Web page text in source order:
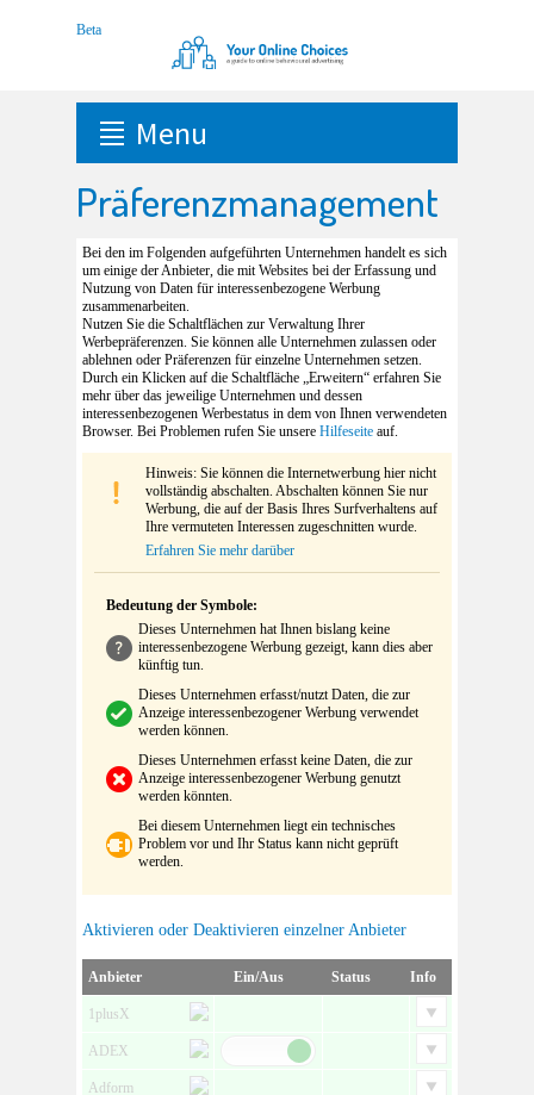
Menu
Präferenzmanagement
Bei den im Folgenden aufgeführten Unternehmen handelt es sich
um einige der Anbieter, die mit Websites bei der Erfassung und
Nutzung von Daten für interessenbezogene Werbung
zusammenarbeiten.
Nutzen Sie die Schaltflächen zur Verwaltung Ihrer
Werbepräferenzen. Sie können alle Unternehmen zulassen oder
ablehnen oder Präferenzen für einzelne Unternehmen setzen.
Durch ein Klicken auf die Schaltfläche „Erweitern“ erfahren Sie
mehr über das jeweilige Unternehmen und dessen
interessenbezogenen Werbestatus in dem von Ihnen verwendeten
Browser. Bei Problemen rufen Sie unsere Hilfeseite auf.
Hinweis: Sie können die Internetwerbung hier nicht
vollständig abschalten. Abschalten können Sie nur
Werbung, die auf der Basis Ihres Surfverhaltens auf
Ihre vermuteten Interessen zugeschnitten wurde.
Erfahren Sie mehr darüber
Bedeutung der Symbole:
Dieses Unternehmen hat Ihnen bislang keine
interessenbezogene Werbung gezeigt, kann dies aber
künftig tun.
Dieses Unternehmen erfasst/nutzt Daten, die zur
Anzeige interessenbezogener Werbung verwendet
werden können.
Dieses Unternehmen erfasst keine Daten, die zur
Anzeige interessenbezogener Werbung genutzt
werden könnten.
Bei diesem Unternehmen liegt ein technisches
Problem vor und Ihr Status kann nicht geprüft
werden.